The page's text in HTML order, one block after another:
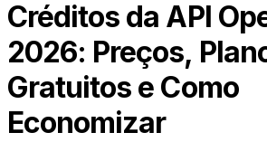
Créditos da API
2026: Preços,
Gratuitos e Como
Economizar